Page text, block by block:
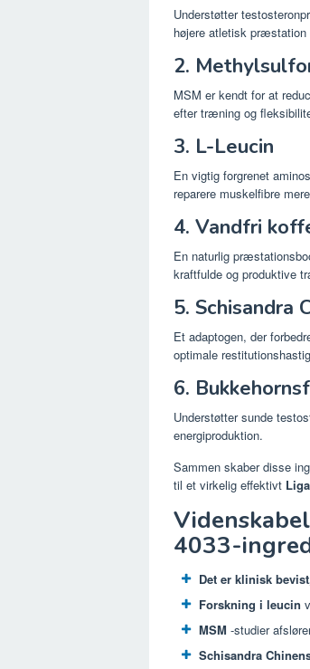
Understøtter
højere atletisk
2.
MSM er kendt for at
efter træning og
3. L-Leucin
En vigtig forgrenet
reparere muskelfibre
4. Vandfri
En naturlig
kraftfulde og produktive
5. Schisandra
Et adaptogen, der
optimale
6.
Understøtter sunde
energiproduktion.
Sammen skaber disse
til et virkelig effektivt
4033-
Det er klinisk
Forskning i leucin
MSM -studier
Schisandra